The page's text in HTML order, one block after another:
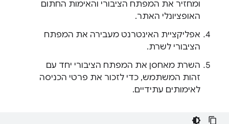
ומחזיר את המפתח הציבורי והאימות החתום
האופציונלי האתר.
אפליקציית האינטרנט מעבירה את המפתח
הציבורי לשרת.
השרת מאחסן את המפתח הציבורי יחד עם
זהות המשתמש, כדי לזכור את פרטי הכניסה
לאימותים עתידיים.